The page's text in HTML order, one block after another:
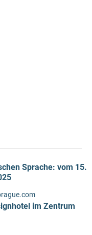
Sprache: vom 15.
im Zentrum